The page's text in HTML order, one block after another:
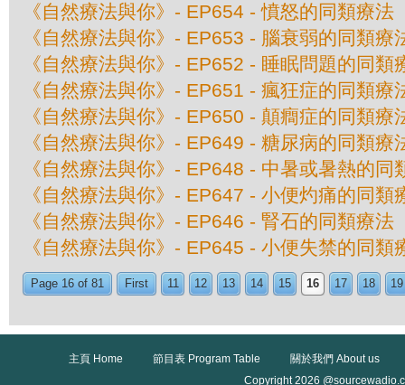
《自然療法與你》- EP654 - 憤怒的同類療法
《自然療法與你》- EP653 - 腦衰弱的同類療
《自然療法與你》- EP652 - 睡眠問題的同類
《自然療法與你》- EP651 - 瘋狂症的同類療
《自然療法與你》- EP650 - 顛癎症的同類療
《自然療法與你》- EP649 - 糖尿病的同類療
《自然療法與你》- EP648 - 中暑或暑熱的同
《自然療法與你》- EP647 - 小便灼痛的同類
《自然療法與你》- EP646 - 腎石的同類療法
《自然療法與你》- EP645 - 小便失禁的同類
Page 16 of 81 First 11 12 13 14 15 16 17 18 19
主頁 Home 節目表 Program Table
關於我們 About us
Copyright 2026